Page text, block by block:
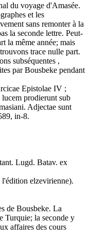
du voyage d'Amasée.
et les
sans remonter à la
la seconde lettre. Peut-
la même année; mais
trace nulle part.
subséquentes ,
par Bousbeke pendant
Epistolae IV ;
prodierunt sub
Adjectae sunt
in-8.
Lugd. Batav. ex
elzevirienne).
de Bousbeke. La
Turquie; la seconde y
affaires des cours